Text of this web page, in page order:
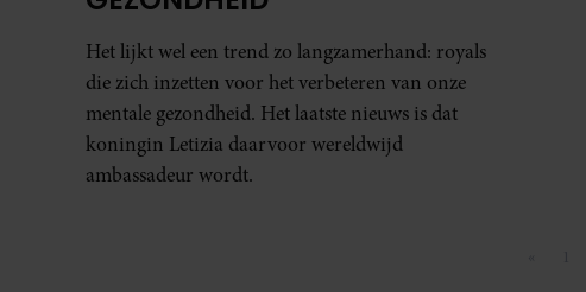
Het lijkt wel een trend zo langzamerhand: royals
die zich inzetten voor het verbeteren van onze
mentale gezondheid. Het laatste nieuws is dat
koningin Letizia daarvoor wereldwijd
ambassadeur wordt.